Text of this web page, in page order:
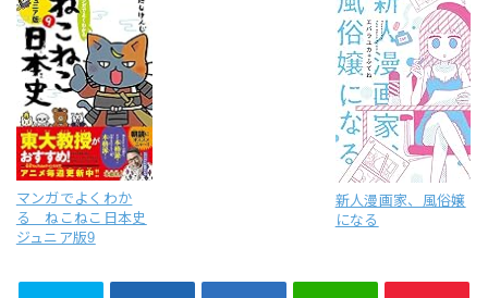
マンガでよくわか
る ねこねこ日本史
ジュニア版9
新人漫画家、風俗嬢
になる